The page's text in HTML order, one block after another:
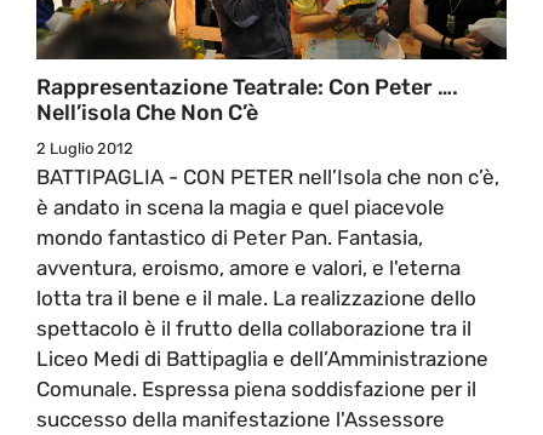
Rappresentazione Teatrale: Con Peter ….
Nell’isola Che Non C’è
2 Luglio 2012
BATTIPAGLIA - CON PETER nell’Isola che non c’è,
è andato in scena la magia e quel piacevole
mondo fantastico di Peter Pan. Fantasia,
avventura, eroismo, amore e valori, e l'eterna
lotta tra il bene e il male. La realizzazione dello
spettacolo è il frutto della collaborazione tra il
Liceo Medi di Battipaglia e dell’Amministrazione
Comunale. Espressa piena soddisfazione per il
successo della manifestazione l'Assessore